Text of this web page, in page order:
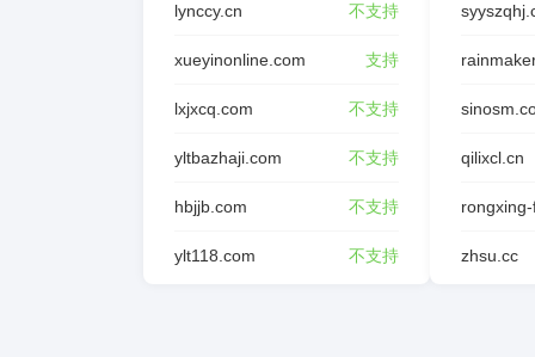
lynccy.cn 不支持
xueyinonline.com 支持
lxjxcq.com 不支持
yltbazhaji.com 不支持
hbjjb.com 不支持
ylt118.com 不支持
qilixcl.cn
zhsu.cc